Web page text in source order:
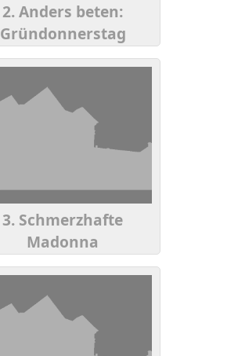
2. Anders beten:
Gründonnerstag
3. Schmerzhafte
Madonna